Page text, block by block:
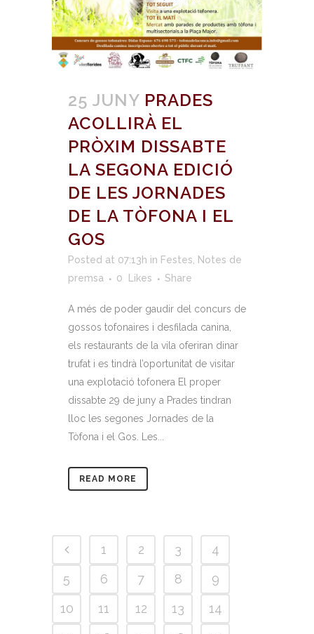
25 JUNY PRADES
ACOLLIRÀ EL
PRÒXIM DISSABTE
LA SEGONA EDICIÓ
DE LES JORNADES
DE LA TÒFONA I EL
GOS
Posted at 07:13h in Festes, Notes de
premsa
0 Likes Share
A més de poder gaudir del concurs de
gossos tofonaires i desfilada canina,
els restaurants de la vila oferiran dinar
trufat i es tindrà l’oportunitat de visitar
una explotació tofonera El proper
dissabte 29 de juny a Prades tindran
lloc les segones Jornades de la
Tòfona i el Gos. Les...
READ MORE
1 2 3
4
5
6 7 8
9
10
11 12 13
14